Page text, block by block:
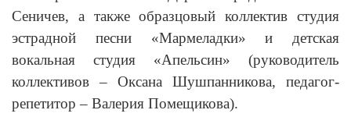
Сеничев, а также образцовый коллектив студия
эстрадной песни «Мармеладки» и детская
вокальная студия «Апельсин» (руководитель
коллективов – Оксана Шушпанникова, педагог-
репетитор – Валерия Помещикова).